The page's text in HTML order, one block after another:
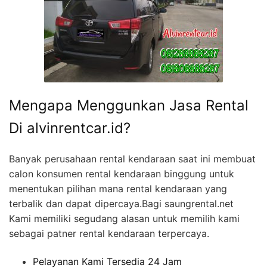
Mengapa Menggunkan Jasa Rental
Di alvinrentcar.id?
Banyak perusahaan rental kendaraan saat ini membuat
calon konsumen rental kendaraan binggung untuk
menentukan pilihan mana rental kendaraan yang
terbalik dan dapat dipercaya.Bagi saungrental.net
Kami memiliki segudang alasan untuk memilih kami
sebagai patner rental kendaraan terpercaya.
Pelayanan Kami Tersedia 24 Jam